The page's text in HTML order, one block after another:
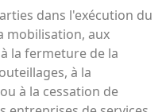
dans l'exécution du
mobilisation, aux
la fermeture de la
à la
à la cessation de